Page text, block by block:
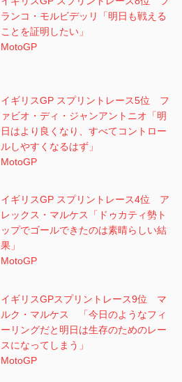
ランコ・モルビデッリ「明日も戦える
ことを証明したい」
MotoGP
イギリスGP スプリントレース5位 フ
ァビオ・ディ・ジャンアントニオ「明
日はより良くなり、すべてコントロー
ルしやすくなるはず」
MotoGP
イギリスGP スプリントレース4位 ア
レックス・マルケス「ドゥカティ勢ト
ップでゴールできたのは素晴らしい結
果」
MotoGP
イギリスGPスプリントレース9位 マ
ルク・マルケス 「今日のようなフィ
ーリングだと明日は生存のためのレー
スになってしまう」
MotoGP